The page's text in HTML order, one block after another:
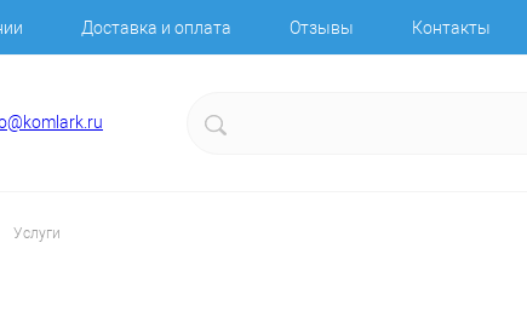
Доставка и оплата Отзывы Контакты
Услуги